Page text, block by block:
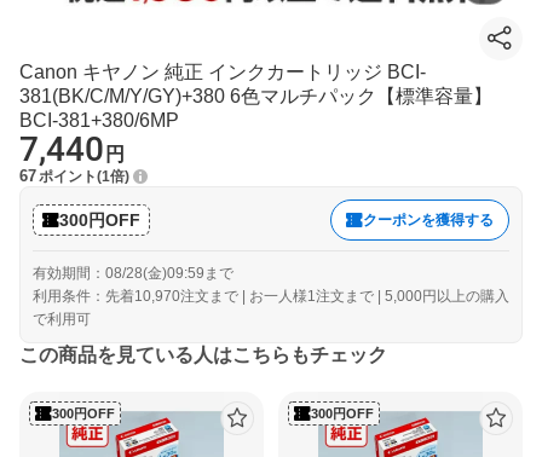
Canon キヤノン 純正 インクカートリッジ BCI-
381(BK/C/M/Y/GY)+380 6色マルチパック【標準容量】
BCI-381+380/6MP
7,440 円
67ポイント 1倍
300円OFF クーポンを獲得する
有効期間：08/28(金)09:59まで
利用条件：先着10,970注文まで | お一人様1注文まで | 5,000円以上の購入
で利用可
この商品を見ている人はこちらもチェック
300円OFF 300円OFF